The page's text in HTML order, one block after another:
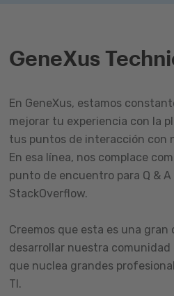
GeneXus
En GeneXus, estamos
mejorar tu experiencia con la
tus puntos de interacción con
En esa línea, nos complace
punto de encuentro para Q &
StackOverflow.
Creemos que esta es una gran
desarrollar nuestra
que nuclea grandes
TI.